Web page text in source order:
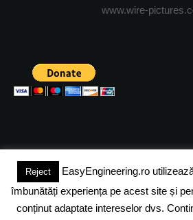
www.wire-
(c) 2024 - FineEngineeringMagazine.
DESPRE NOI ADVERTISING JOBS
Reject
EasyEngineering.ro
îmbunătăți experiența pe acest site și
conținut adaptate intereselor dvs.